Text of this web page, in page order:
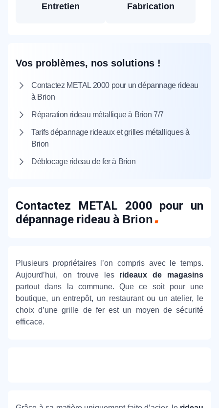
Entretien Fabrication
Vos problèmes, nos solutions !
Contactez METAL 2000 pour un dépannage rideau
à Brion
Réparation rideau métallique à Brion 7/7
Tarifs dépannage rideaux et grilles métalliques à
Brion
Déblocage rideau de fer à Brion
Contactez METAL 2000 pour un
dépannage rideau à Brion
Plusieurs propriétaires l’on compris avec le temps.
Aujourd’hui, on trouve les rideaux de magasins
partout dans la commune. Que ce soit pour une
boutique, un entrepôt, un restaurant ou un atelier, le
choix d’une grille de fer est un moyen de sécurité
efficace.